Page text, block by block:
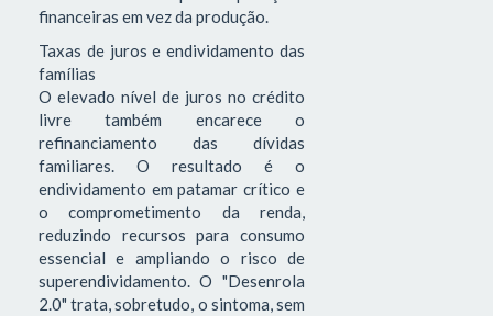
financeiras em vez da produção.
Taxas de juros e endividamento das
famílias
O elevado nível de juros no crédito
livre também encarece o
refinanciamento das dívidas
familiares. O resultado é o
endividamento em patamar crítico e
o comprometimento da renda,
reduzindo recursos para consumo
essencial e ampliando o risco de
superendividamento. O "Desenrola
2.0" trata, sobretudo, o sintoma, sem